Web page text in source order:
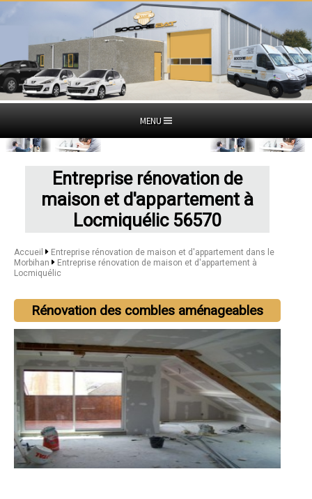
MENU
Entreprise rénovation de
maison et d'appartement à
Locmiquélic 56570
Accueil
Entreprise rénovation de maison et d'appartement dans le
Morbihan
Entreprise rénovation de maison et d'appartement à
Locmiquélic
Rénovation des combles aménageables